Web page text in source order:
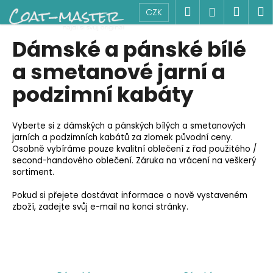
Přejít
na
obsah
CZK Hledat
Dámské a pánské bílé
a smetanové jarní a
podzimní kabáty
Vyberte si z dámských a pánských bílých a smetanových
jarních a podzimních kabátů za zlomek původní ceny.
Osobně vybíráme pouze kvalitní oblečení z řad použitého /
second-handového oblečení. Záruka na vrácení na veškerý
sortiment.
Pokud si přejete dostávat informace o nově vystaveném
zboží, zadejte svůj e-mail na konci stránky.
o
C
o
p
o
t
ř
e
b
u
j